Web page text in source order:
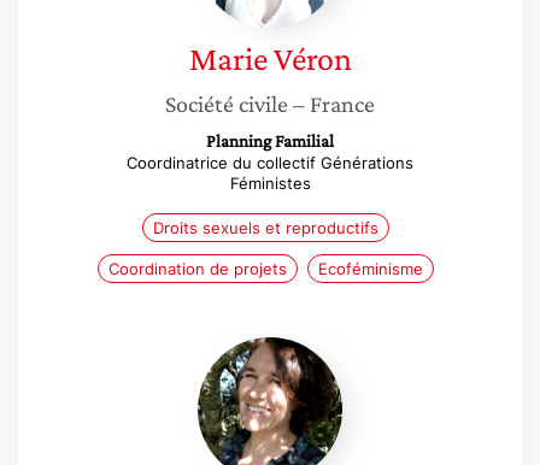
MarieVéron
Société civile – France
Planning Familial
Coordinatrice du collectif Générations
Féministes
Droits sexuels et reproductifs
Coordination de projets Ecoféminisme
Stephanie
Pommeret